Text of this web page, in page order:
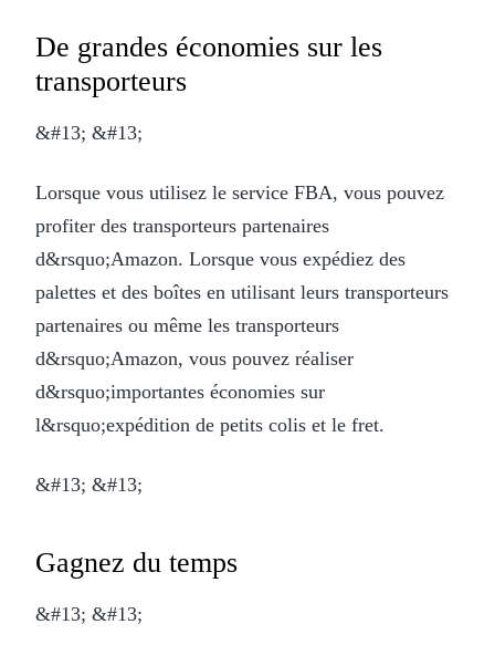
De grandes économies sur les
transporteurs
&#13; &#13;
Lorsque vous utilisez le service FBA, vous pouvez
profiter des transporteurs partenaires
d&rsquo;Amazon. Lorsque vous expédiez des
palettes et des boîtes en utilisant leurs transporteurs
partenaires ou même les transporteurs
d&rsquo;Amazon, vous pouvez réaliser
d&rsquo;importantes économies sur
l&rsquo;expédition de petits colis et le fret.
&#13; &#13;
Gagnez du temps
&#13; &#13;